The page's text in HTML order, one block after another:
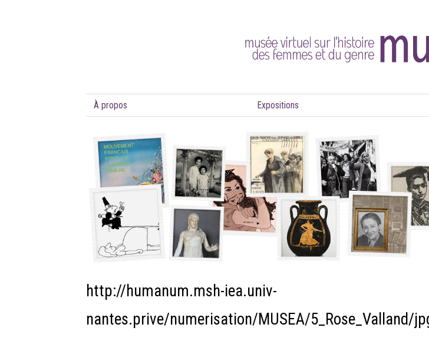
À propos Expositions
http://humanum.msh-iea.univ-
nantes.prive/numerisation/MUSEA/5_Rose_Valland/